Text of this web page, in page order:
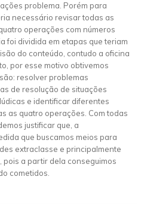
problema. Porém para
necessário revisar todas as
operações com números
foi dividida em etapas que teriam
do conteúdo, contudo a oficina
por esse motivo obtivemos
resolver problemas
de resolução de situações
e identificar diferentes
as quatro operações. Com todas
justificar que, a
que buscamos meios para
extraclasse e principalmente
a partir dela conseguimos
cometidos.